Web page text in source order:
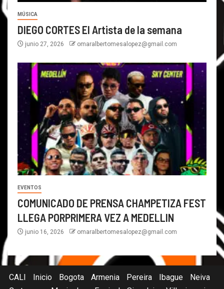
MÚSICA
DIEGO CORTES El Artista de la semana
junio 27, 2026 omaralbertomesalopez@gmail.com
EVENTOS
COMUNICADO DE PRENSA CHAMPETIZA FEST
LLEGA PORPRIMERA VEZ A MEDELLIN
junio 16, 2026 omaralbertomesalopez@gmail.com
CALI Inicio Bogota Armenia Pereira Ibague
Neiva